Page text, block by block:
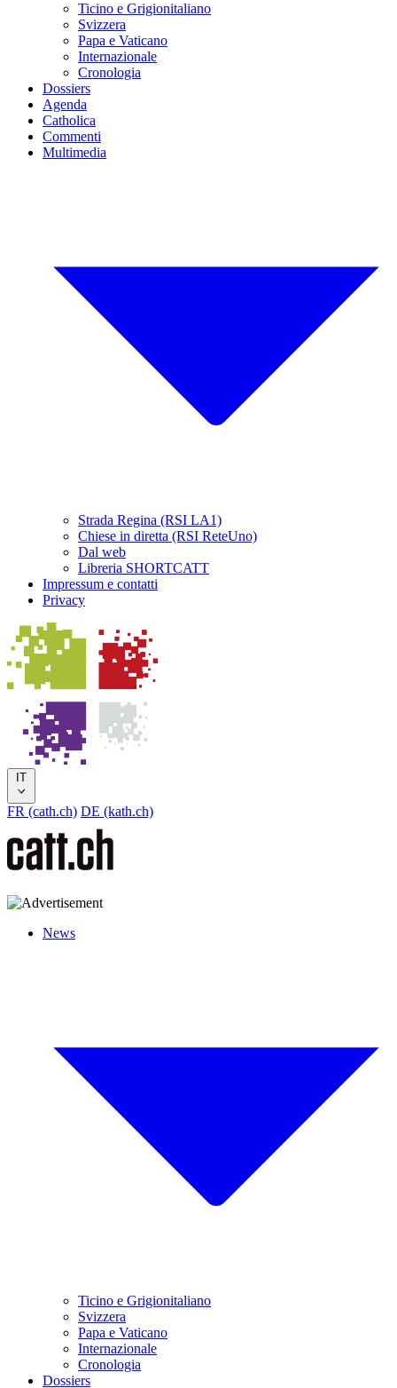
Ticino e Grigionitaliano
Svizzera
Papa e Vaticano
Internazionale
Cronologia
Dossiers
Agenda
Catholica
Commenti
Multimedia
Strada Regina (RSI LA1)
Chiese in diretta (RSI ReteUno)
Dal web
Libreria SHORTCATT
Impressum e contatti
Privacy
IT
FR (cath.ch) DE (kath.ch)
News
Ticino e Grigionitaliano
Svizzera
Papa e Vaticano
Internazionale
Cronologia
Dossiers